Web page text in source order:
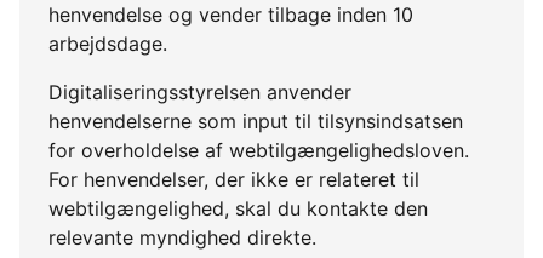
henvendelse og vender tilbage inden 10
arbejdsdage.
Digitaliseringsstyrelsen anvender
henvendelserne som input til tilsynsindsatsen
for overholdelse af webtilgængelighedsloven.
For henvendelser, der ikke er relateret til
webtilgængelighed, skal du kontakte den
relevante myndighed direkte.